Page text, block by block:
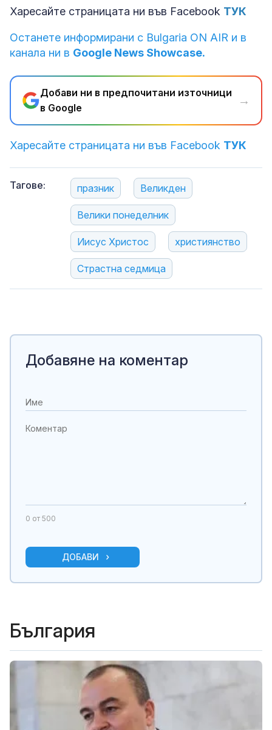
Харесайте страницата ни във Facebook ТУК
Останете информирани с Bulgaria ON AIR и в
канала ни в Google News Showcase.
Добави ни в предпочитани източници
в Google
→
Харесайте страницата ни във Facebook ТУК
Тагове: празник Великден
Велики понеделник
Иисус Христос християнство
Страстна седмица
Добавяне на коментар
0 от 500
ДОБАВИ
България